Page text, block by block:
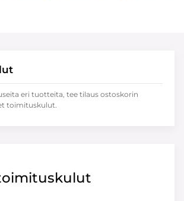
eri tuotteita, tee tilaus ostoskorin
toimituskulut.